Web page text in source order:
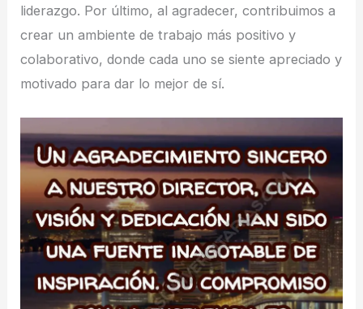
liderazgo. Por último, al agradecer, contribuimos a
crear un ambiente de trabajo más positivo y
colaborativo, donde cada uno se siente apreciado y
motivado para dar lo mejor de sí.